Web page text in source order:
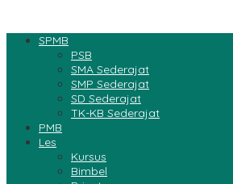
SPMB
PSB
SMA Sederajat
SMP Sederajat
SD Sederajat
TK-KB Sederajat
PMB
Les
Kursus
Bimbel